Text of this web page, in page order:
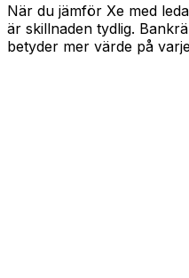
När du jämför Xe med
är skillnaden tydlig.
betyder mer värde på